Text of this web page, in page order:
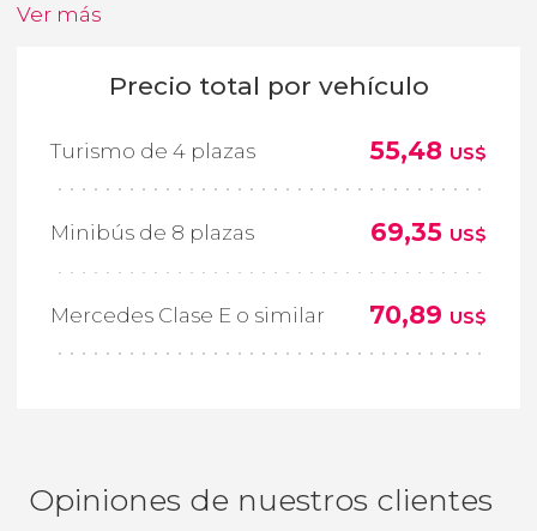
Ver más
Precio total por vehículo
Turismo de 4 plazas 55,48 US$
Minibús de 8 plazas 69,35 US$
Mercedes Clase E o similar 70,89 US$
Opiniones de nuestros clientes